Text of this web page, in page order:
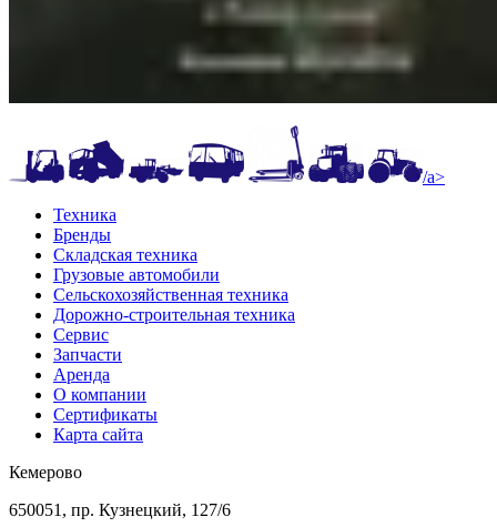
/a>
Техника
Бренды
Складская техника
Грузовые автомобили
Сельскохозяйственная техника
Дорожно-строительная техника
Сервис
Запчасти
Аренда
О компании
Сертификаты
Карта сайта
Кемерово
650051, пр. Кузнецкий, 127/6